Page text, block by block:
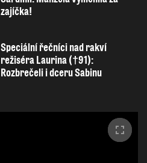
zajíčka!
Speciální řečníci nad rakví
režiséra Laurina (†91):
Rozbrečeli i dceru Sabinu